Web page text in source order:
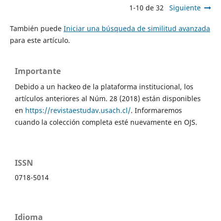
1-10 de 32 Siguiente
También puede Iniciar una búsqueda de similitud avanzada
para este artículo.
Importante
Debido a un hackeo de la plataforma institucional, los
artículos anteriores al Núm. 28 (2018) están disponibles
en https://revistaestudav.usach.cl/. Informaremos
cuando la colección completa esté nuevamente en OJS.
ISSN
0718-5014
Idioma